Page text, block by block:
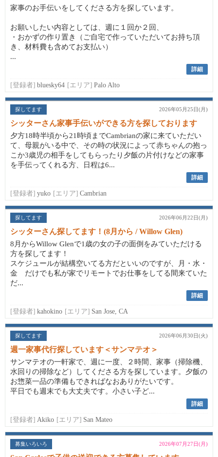
家事のお手伝いをしてくださる方を探しています。
お願いしたい内容としては、週に１回か２回、
・おかずの作り置き（ご自宅で作っていただいてお持ち頂
き、材料費も含めてお支払い）
...
詳細
[登録者] bluesky64 [エリア] Palo Alto
探してます 2026年05月25日(月)
シッターさん家事手伝いができる方を探しております
夕方18時半頃から21時頃までCambrianの家に来ていただい
て、母親がいる中で、その時の状況によって赤ちゃんの抱っ
こか3歳児の相手をしてもらったり夕飯の片付けなどの家事
を手伝ってくれる方、日程は6...
詳細
[登録者] yuko [エリア] Cambrian
探してます 2026年06月22日(月)
シッターさん探してます！(8月から / Willow Glen)
8月からWillow Glenで1歳の女の子の面倒をみていただける
方を探してます！
スケジュールが結構空いてる方だといいのですが、月・水・
金 だけでも私が家でリモートでお仕事をしてる間来ていた
だ...
詳細
[登録者] kahokino [エリア] San Jose, CA
探してます 2026年06月30日(火)
週一家事代行探しています＜サンマテオ＞
サンマテオの一軒家で、週に一度、２時間、家事（掃除機、
水回りの掃除など）してくださる方を探しています。夕飯の
お惣菜一品の準備もできればなおありがたいです。
平日でも週末でも大丈夫です。小さい子ど...
詳細
[登録者] Akiko [エリア] San Mateo
募集いろいろ 2026年07月27日(月)